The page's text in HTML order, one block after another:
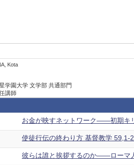
Kota
学園大学 文学部 共通部門
講師
お金が映すネットワーク――初期キ
使徒行伝の終わり方 基督教学 59,1-
彼らは誰と挨拶するのか――ローマ